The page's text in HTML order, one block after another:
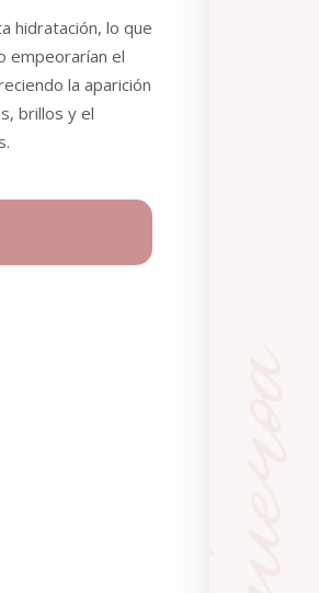
hidratación, lo que
empeorarían el
la aparición
brillos y el